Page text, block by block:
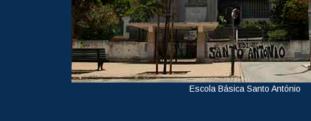
Escola Básica Santo António